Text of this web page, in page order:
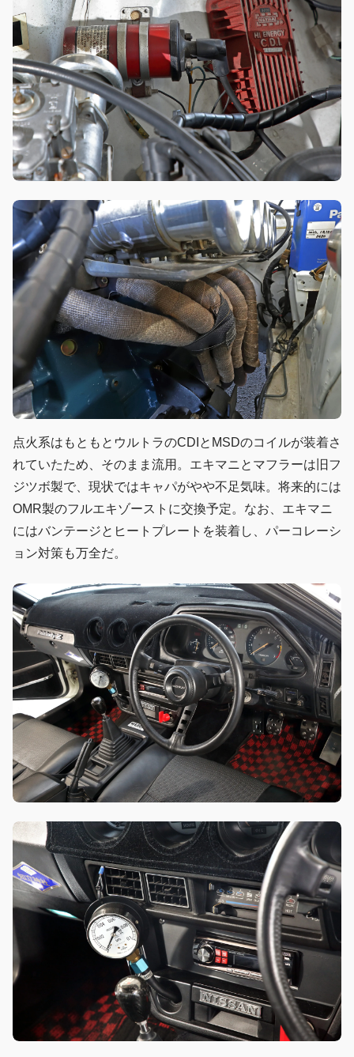
点火系はもともとウルトラのCDIとMSDのコイルが装着さ
れていたため、そのまま流用。エキマニとマフラーは旧フ
ジツボ製で、現状ではキャパがやや不足気味。将来的には
OMR製のフルエキゾーストに交換予定。なお、エキマニ
にはバンテージとヒートプレートを装着し、パーコレーシ
ョン対策も万全だ。